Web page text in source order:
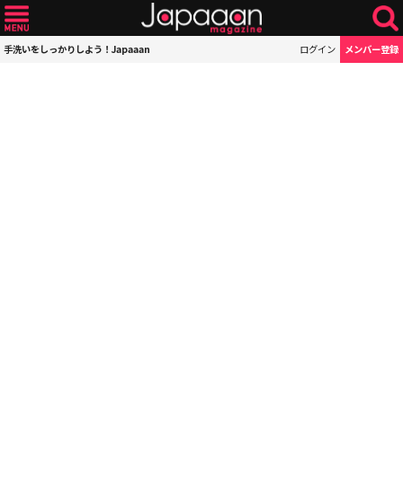
手洗いをしっかりしよう！Japaaan ログイン メンバー登録